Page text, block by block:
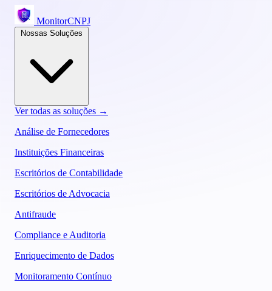
MonitorCNPJ
Ver todas as soluções →
Análise de Fornecedores
Instituições Financeiras
Escritórios de Contabilidade
Escritórios de Advocacia
Antifraude
Compliance e Auditoria
Enriquecimento de Dados
Monitoramento Contínuo